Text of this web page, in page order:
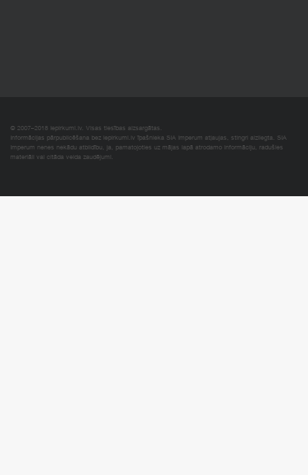
© 2007–2018 Iepirkumi.lv. Visas tiesības aizsargātas.
Informācijas pārpublicēšana bez iepirkumi.lv īpašnieka SIA Imperum atļaujas, stingri aizliegta. SIA
Imperum nenes nekādu atbildību, ja, pamatojoties uz mājas lapā atrodamo informāciju, radušies
materiāli vai citāda veida zaudējumi.